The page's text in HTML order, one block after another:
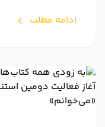
ادامه مطلب